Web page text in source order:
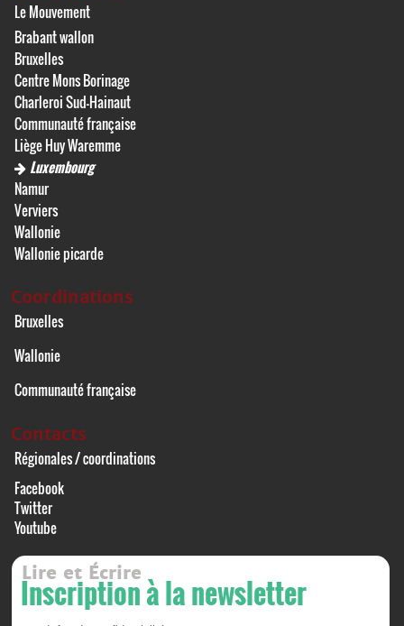
Le Mouvement
Brabant wallon
Bruxelles
Centre Mons Borinage
Charleroi Sud-Hainaut
Communauté française
Liège Huy Waremme
Luxembourg
Namur
Verviers
Wallonie
Wallonie picarde
Coordinations
Bruxelles
Wallonie
Communauté française
Contacts
Régionales / coordinations
Facebook
Twitter
Youtube
Lire et Écrire
Inscription à la newsletter